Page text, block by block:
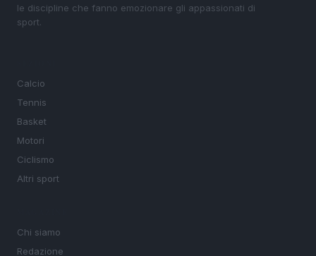
le discipline che fanno emozionare gli appassionati di
sport.
Calcio
Tennis
Basket
Motori
Ciclismo
Altri sport
Chi siamo
Redazione